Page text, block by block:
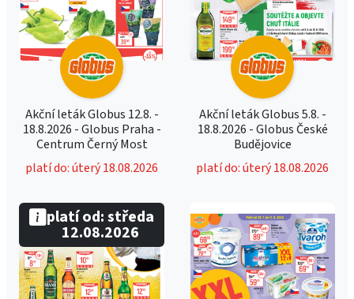
Akční leták Globus 12.8. -
18.8.2026 - Globus Praha -
Centrum Černý Most
platí do: úterý 18.08.2026
Akční leták Globus 5.8. -
18.8.2026 - Globus České
Budějovice
platí do: úterý 18.08.2026
platí od: středa
12.08.2026